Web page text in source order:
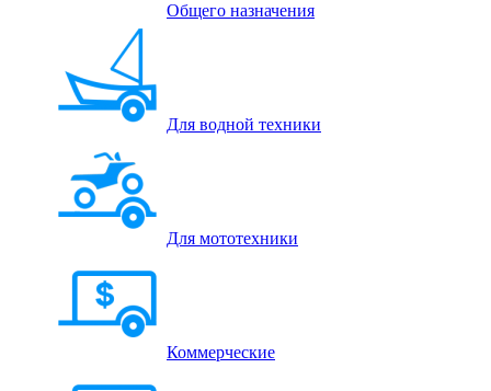
Общего назначения
Для водной техники
Для мототехники
Коммерческие